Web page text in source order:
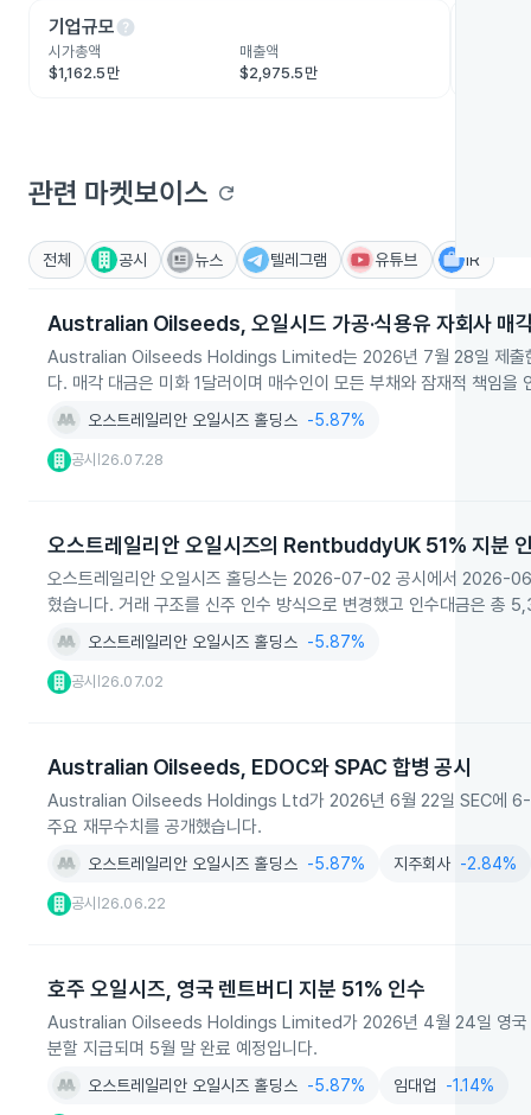
기업규모help
시가총액
$1,162.5만
매출액
$2,975.5만
관련 마켓보이스 refresh
전체 공시 뉴스 텔레그램 유튜브 IR
Australian Oilseeds, 오일시드 가공·식용유 자회사 매
Australian Oilseeds Holdings Limited는 2026년 7월 28일 제출
다. 매각 대금은 미화 1달러이며 매수인이 모든 부채와 잠재적 책임을
오스트레일리안 오일시즈 홀딩스 -5.87%
공시 26.07.28
오스트레일리안 오일시즈의 RentbuddyUK 51% 지분
오스트레일리안 오일시즈 홀딩스는 2026-07-02 공시에서 2026-
혔습니다. 거래 구조를 신주 인수 방식으로 변경했고 인수대금은 총
오스트레일리안 오일시즈 홀딩스 -5.87%
공시 26.07.02
Australian Oilseeds, EDOC와 SPAC 합병 공시
Australian Oilseeds Holdings Ltd가 2026년 6월 22일 SEC에 6-
주요 재무수치를 공개했습니다.
오스트레일리안 오일시즈 홀딩스 -5.87% 지주회사 -2.84%
공시 26.06.22
호주 오일시즈, 영국 렌트버디 지분 51% 인수
Australian Oilseeds Holdings Limited가 2026년 4월 24일 영국
분할 지급되며 5월 말 완료 예정입니다.
오스트레일리안 오일시즈 홀딩스 -5.87% 임대업 -1.14%